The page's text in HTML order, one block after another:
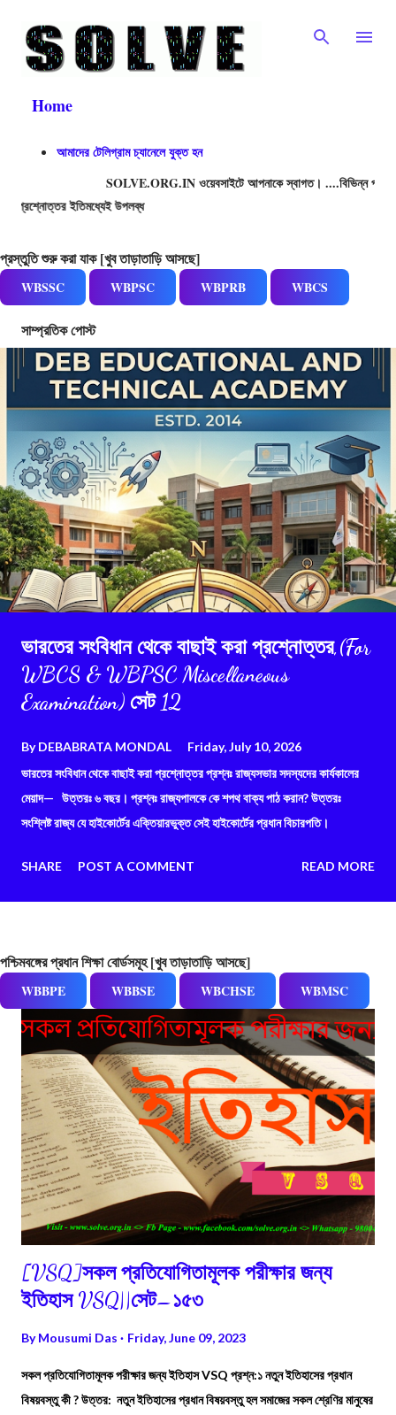
Skip to main content
Home
আমাদের টেলিগ্রাম চ্যানেলে যুক্ত হন
SOLVE.ORG.IN ওয়েবসাইটে আপনাকে স্বাগত। ....বিভিন্ন প্রতিযোগিতামূলক
উপলব্ধ
P
s
t
প্রস্তুতি শুরু করা যাক [খুব তাড়াতাড়ি আসছে]
WBSSC WBPSC WBPRB WBCS
সাম্প্রতিক পোস্ট
ভারতের সংবিধান থেকে বাছাই করা প্রশ্নোত্তর,(For
WBCS & WBPSC Miscellaneous
Examination) সেট 12
ByDEBABRATA MONDAL
Friday, July 10, 2026
ভারতের সংবিধান থেকে বাছাই করা প্রশ্নোত্তর প্রশ্নঃ রাজ্যসভার সদস্যদের কার্যকালের
মেয়াদ— উত্তরঃ ৬ বছর। প্রশ্নঃ রাজ্যপালকে কে শপথ বাক্য পাঠ করান? উত্তরঃ
সংশ্লিষ্ট রাজ্য যে হাইকোর্টের এক্তিয়ারভুক্ত সেই হাইকোর্টের প্রধান বিচারপতি।
SHARE POST A COMMENT READ MORE
পশ্চিমবঙ্গের প্রধান শিক্ষা বোর্ডসমূহ [খুব তাড়াতাড়ি আসছে]
WBBPE WBBSE WBCHSE WBMSC
[VSQ]সকল প্রতিযোগিতামূলক পরীক্ষার জন্য
ইতিহাস VSQ||সেট–১৫৩
ByMousumi Das Friday, June 09, 2023
সকল প্রতিযোগিতামূলক পরীক্ষার জন্য ইতিহাস VSQ প্রশ্ন:১ নতুন ইতিহাসের প্রধান
বিষয়বস্তু কী ? উত্তর: নতুন ইতিহাসের প্রধান বিষয়বস্তু হল সমাজের সকল শ্রেণির মানুষের